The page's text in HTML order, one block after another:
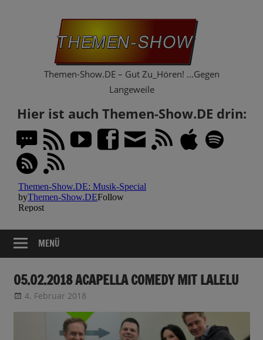
Themen-Show.DE – Gut Zu_Hören! …Gegen
Langeweile
Hier ist auch Themen-Show.DE drin:
MENÜ
05.02.2018 ACAPELLA COMEDY MIT LALELU
4. Februar 2018